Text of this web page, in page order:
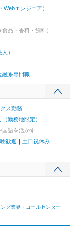
Webエンジニア）
食品・香料・飼料）
）
融系専門職
ス勤務
（勤務地限定）
国語を活かす
歓迎
土日祝休み
グ業界・コールセンター